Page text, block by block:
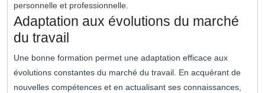
personnelle et professionnelle.
Adaptation aux évolutions du marché
du travail
Une bonne formation permet une adaptation efficace aux
évolutions constantes du marché du travail. En acquérant de
nouvelles compétences et en actualisant ses connaissances,